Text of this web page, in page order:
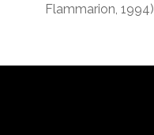
Flammarion, 1994)